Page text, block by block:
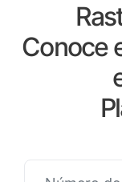
Conoce